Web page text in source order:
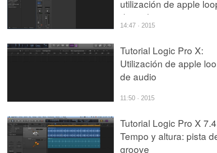
utilización de apple
de audio
14:47 · 2015
Tutorial Logic Pro X:
Utilización de apple
de audio
11:50 · 2015
Tutorial Logic Pro X 7.4
Tempo y altura: pista
groove